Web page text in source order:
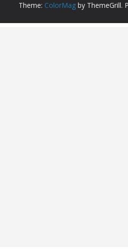
Theme: ColorMag by ThemeGrill.